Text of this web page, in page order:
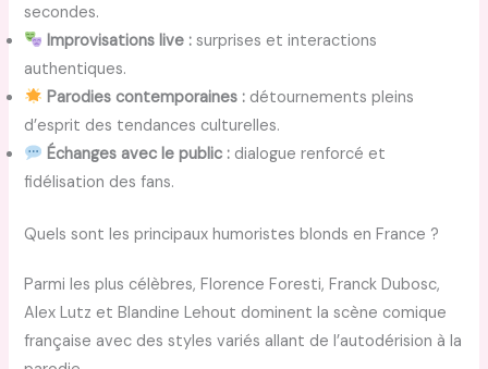
secondes.
Improvisations live : surprises et interactions
authentiques.
Parodies contemporaines : détournements pleins
d’esprit des tendances culturelles.
Échanges avec le public : dialogue renforcé et
fidélisation des fans.
Quels sont les principaux humoristes blonds en France ?
Parmi les plus célèbres, Florence Foresti, Franck Dubosc,
Alex Lutz et Blandine Lehout dominent la scène comique
française avec des styles variés allant de l’autodérision à la